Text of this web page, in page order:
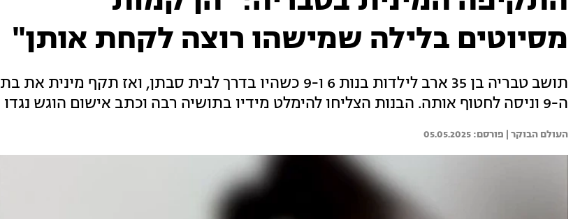
מסיוטים בלילה שמישהו רוצה לקחת אותן"
תושב טבריה בן 35 ארב לילדות בנות 6 ו-9 כשהיו בדרך לבית סבתן, ואז תקף מינית את בת
ה-9 וניסה לחטוף אותה. הבנות הצליחו להימלט מידיו בתושיה רבה וכתב אישום הוגש נגדו
העולם הבוקר | 05.05.2025